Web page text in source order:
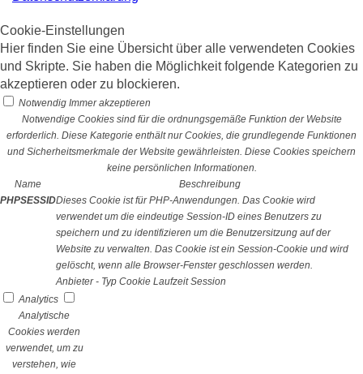
Cookie-Einstellungen
Hier finden Sie eine Übersicht über alle verwendeten Cookies
und Skripte. Sie haben die Möglichkeit folgende Kategorien zu
akzeptieren oder zu blockieren.
Notwendig Immer akzeptieren
Notwendige Cookies sind für die ordnungsgemäße Funktion der Website
erforderlich. Diese Kategorie enthält nur Cookies, die grundlegende Funktionen
und Sicherheitsmerkmale der Website gewährleisten. Diese Cookies speichern
keine persönlichen Informationen.
Name
Beschreibung
PHPSESSIDDieses Cookie ist für PHP-Anwendungen. Das Cookie wird
verwendet um die eindeutige Session-ID eines Benutzers zu
speichern und zu identifizieren um die Benutzersitzung auf der
Website zu verwalten. Das Cookie ist ein Session-Cookie und wird
gelöscht, wenn alle Browser-Fenster geschlossen werden.
Anbieter - Typ Cookie Laufzeit Session
Analytics
Analytische
Cookies werden
verwendet, um zu
verstehen, wie